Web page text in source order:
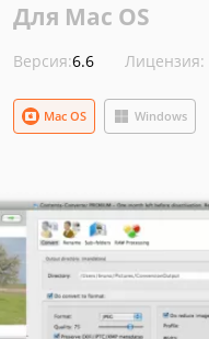
Для Mac OS
Версия:6.6 Лицензия:
Windows
Mac OS